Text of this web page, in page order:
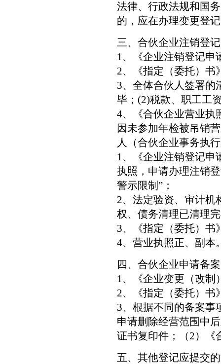
法律、行政法规和国
的，应在办理变更登
三、合伙企业注销登
1、《企业注销登记申
2、《指定（委托）书
3、全体合伙人签署的
毕；(2)税款、职工工
4、《合伙企业营业执
因未参加年检被吊销
人（合伙企业事务执
1、《企业注销登记申
执照，申请办理注销
警示限制”；
2、法定验资、审计机
权、债务清理已清理
3、《指定（委托）书
4、营业执照正、副本
四、合伙企业申请备
1、《企业变更（改制
2、《指定（委托）书
3、根据不同的备案事
申请删除经营范围中
证书复印件；（2）《
五、其他登记应提交